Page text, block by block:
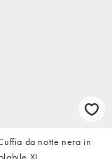
da notte nera in